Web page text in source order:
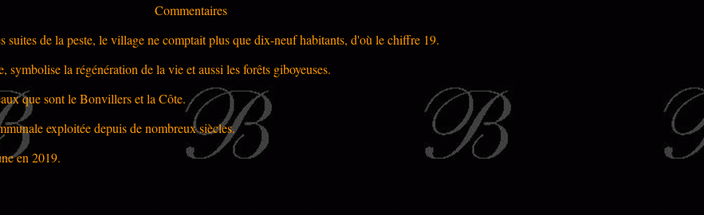
Commentaires
suites de la peste, le village ne comptait plus que dix-neuf habitants, d'où le chiffre 19.
la régénération de la vie et aussi les forêts giboyeuses.
que sont le Bonvillers et la Côte.
exploitée depuis de nombreux siècles.
en 2019.